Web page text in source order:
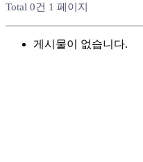
Total 0건 1 페이지
게시물이 없습니다.